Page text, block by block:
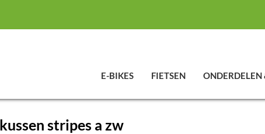
E-BIKES FIETSEN ONDERDELEN
stripes a zw